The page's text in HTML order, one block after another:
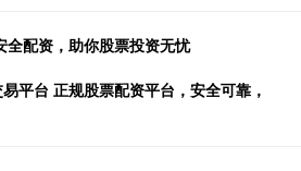
全配资，助你股票投资无忧
平台 正规股票配资平台，安全可靠，